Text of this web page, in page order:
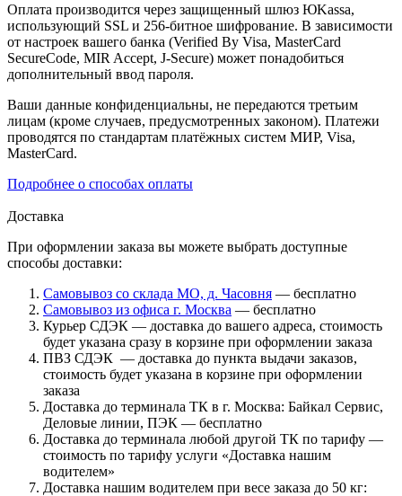
Оплата производится через защищенный шлюз ЮKassa,
использующий SSL и 256-битное шифрование. В зависимости
от настроек вашего банка (Verified By Visa, MasterCard
SecureCode, MIR Accept, J-Secure) может понадобиться
дополнительный ввод пароля.
Ваши данные конфиденциальны, не передаются третьим
лицам (кроме случаев, предусмотренных законом). Платежи
проводятся по стандартам платёжных систем МИР, Visa,
MasterCard.
Подробнее о способах оплаты
Доставка
При оформлении заказа вы можете выбрать доступные
способы доставки:
Самовывоз со склада МО, д. Часовня — бесплатно
Самовывоз из офиса г. Москва — бесплатно
Курьер СДЭК — доставка до вашего адреса, стоимость
будет указана сразу в корзине при оформлении заказа
ПВЗ СДЭК — доставка до пункта выдачи заказов,
стоимость будет указана в корзине при оформлении
заказа
Доставка до терминала ТК в г. Москва: Байкал Сервис,
Деловые линии, ПЭК — бесплатно
Доставка до терминала любой другой ТК по тарифу —
стоимость по тарифу услуги «Доставка нашим
водителем»
Доставка нашим водителем при весе заказа до 50 кг: